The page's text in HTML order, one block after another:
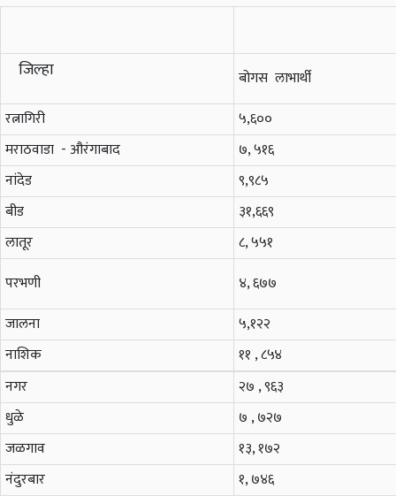
जिल्हा
बोगस लाभार्थी
रत्नागिरी
५,६००
मराठवाडा - औरंगाबाद
७, ५१६
नांदेड
९,९८५
बीड
३१,६६९
लातूर
८, ५५१
परभणी
४, ६७७
जालना
५,१२२
नाशिक
११ , ८५४
नगर
२७ , ९६३
धुळे
७ , ७२७
जळगाव
१३, १७२
नंदुरबार
१, ७४६